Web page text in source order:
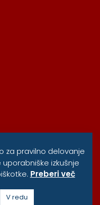
za pravilno delovanje
uporabniške izkušnje
Preberi več
V redu